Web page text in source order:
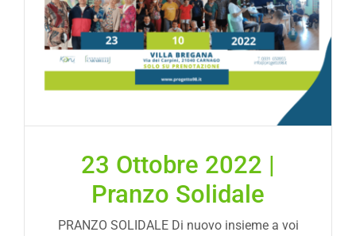
23 Ottobre 2022 |
Pranzo Solidale
PRANZO SOLIDALE Di nuovo insieme a voi